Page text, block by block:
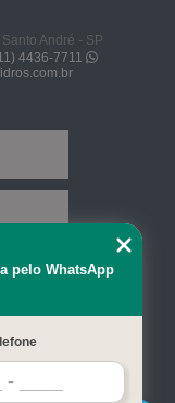
André - SP
4436-7711
pelo WhatsApp